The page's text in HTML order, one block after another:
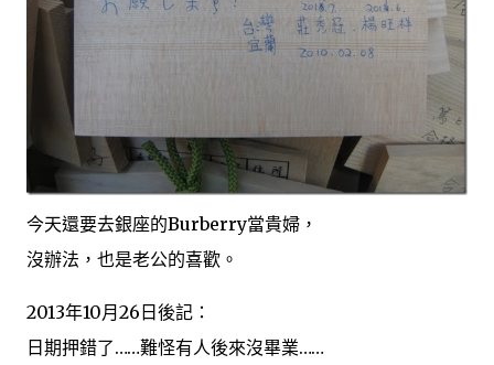
今天還要去銀座的Burberry當貴婦，
沒辦法，也是老公的喜歡。
2013年10月26日後記：
日期押錯了……難怪有人後來沒畢業……